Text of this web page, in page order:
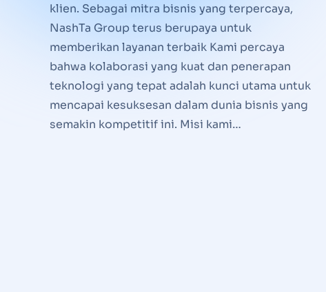
klien. Sebagai mitra bisnis yang terpercaya,
NashTa Group terus berupaya untuk
memberikan layanan terbaik Kami percaya
bahwa kolaborasi yang kuat dan penerapan
teknologi yang tepat adalah kunci utama untuk
mencapai kesuksesan dalam dunia bisnis yang
semakin kompetitif ini. Misi kami…